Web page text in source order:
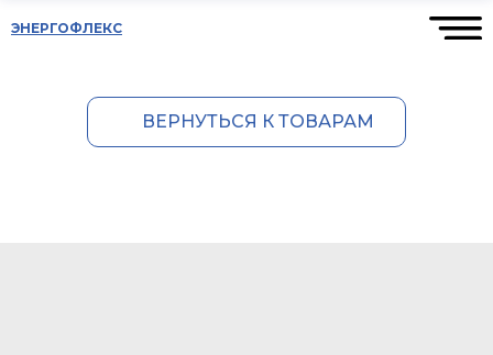
ЭНЕРГОФЛЕКС
ВЕРНУТЬСЯ К ТОВАРАМ